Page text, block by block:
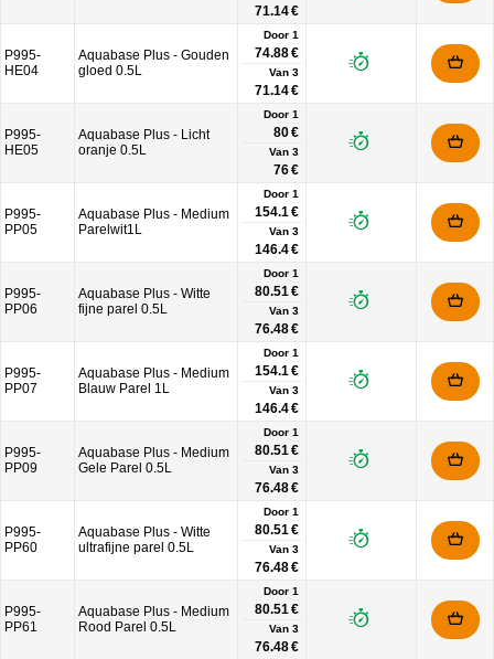
71.14 €
P995-
HE04
Aquabase Plus - Gouden
gloed 0.5L
Door 1
74.88 €
Van 3
71.14 €
P995-
HE05
Aquabase Plus - Licht
oranje 0.5L
Door 1
80 €
Van 3
76 €
P995-
PP05
Aquabase Plus - Medium
Parelwit1L
Door 1
154.1 €
Van 3
146.4 €
P995-
PP06
Aquabase Plus - Witte
fijne parel 0.5L
Door 1
80.51 €
Van 3
76.48 €
P995-
PP07
Aquabase Plus - Medium
Blauw Parel 1L
Door 1
154.1 €
Van 3
146.4 €
P995-
PP09
Aquabase Plus - Medium
Gele Parel 0.5L
Door 1
80.51 €
Van 3
76.48 €
P995-
PP60
Aquabase Plus - Witte
ultrafijne parel 0.5L
Door 1
80.51 €
Van 3
76.48 €
P995-
PP61
Aquabase Plus - Medium
Rood Parel 0.5L
Door 1
80.51 €
Van 3
76.48 €